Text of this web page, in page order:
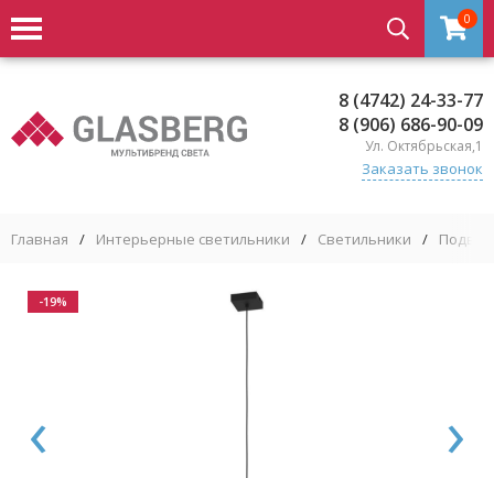
0
8 (4742) 24-33-77
8 (906) 686-90-09
Ул. Октябрьская,1
Заказать звонок
Главная / Интерьерные светильники / Светильники /
-19%
‹ ›